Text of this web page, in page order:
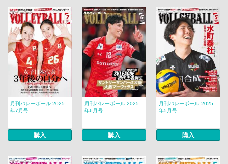
月刊バレーボール 2025
年7月号
購入
月刊バレーボール 2025
年6月号
購入
月刊バレーボール 2025
年5月号
購入